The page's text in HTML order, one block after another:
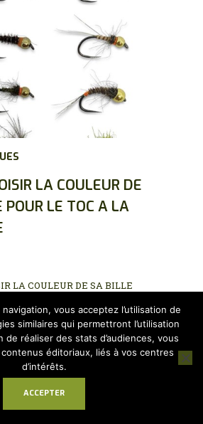
LA COULEUR DE
POUR LE TOC A LA
LA COULEUR DE SA BILLE
pas encore abordé...
PLUS
vous acceptez l’utilisation de
similaires qui permettront l’utilisation
de réaliser des stats d’audiences, vous
éditoriaux, liés à vos centres
d’intérêts.
ACCEPTER